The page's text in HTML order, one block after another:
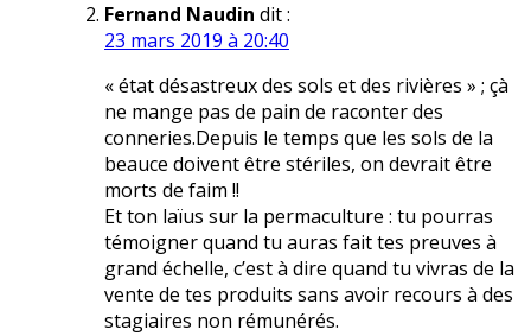
Fernand Naudin dit :
23 mars 2019 à 20:40
« état désastreux des sols et des rivières » ; çà
ne mange pas de pain de raconter des
conneries.Depuis le temps que les sols de la
beauce doivent être stériles, on devrait être
morts de faim !!
Et ton laïus sur la permaculture : tu pourras
témoigner quand tu auras fait tes preuves à
grand échelle, c’est à dire quand tu vivras de la
vente de tes produits sans avoir recours à des
stagiaires non rémunérés.